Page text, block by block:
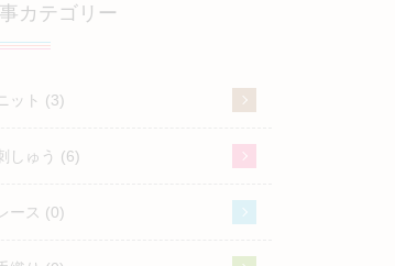
カテゴリー
ット (3)
しゅう (6)
ース (0)